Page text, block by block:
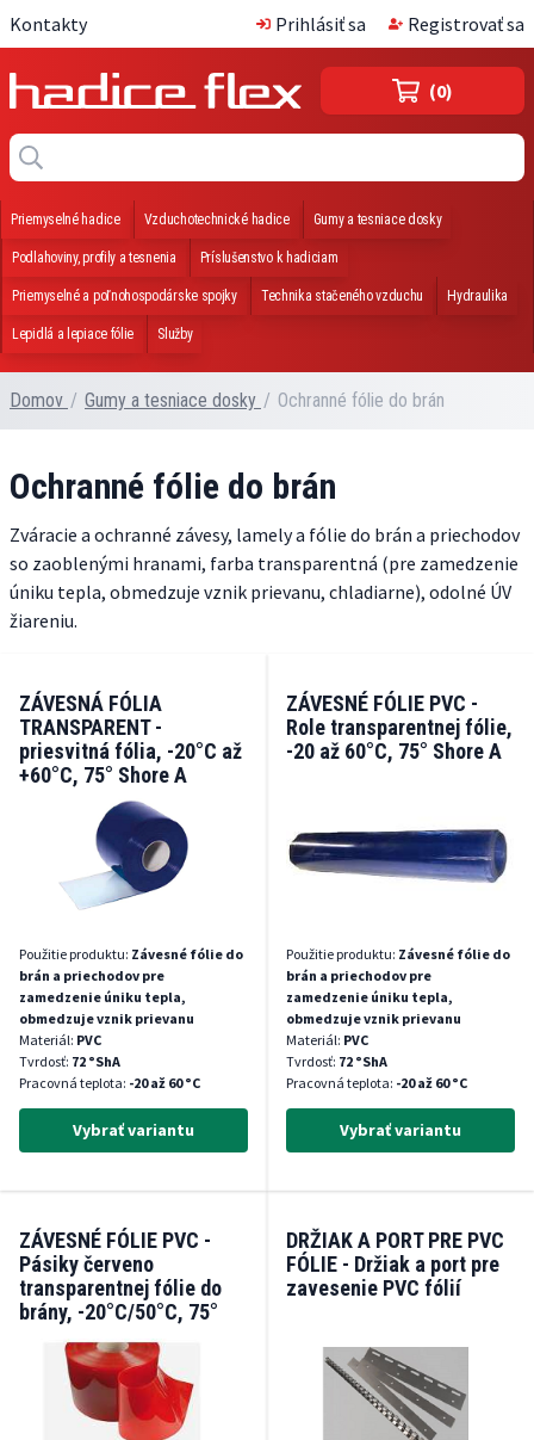
Kontakty Prihlásiť sa Registrovať sa
(0)
Priemyselné hadice Vzduchotechnické hadice Gumy a tesniace dosky
Podlahoviny, profily a tesnenia Príslušenstvo k hadiciam
Priemyselné a poľnohospodárske spojky Technika stačeného vzduchu Hydraulika
Lepidlá a lepiace fólie Služby
Domov / Gumy a tesniace dosky / Ochranné fólie do brán
Ochranné fólie do brán
Zváracie a ochranné závesy, lamely a fólie do brán a priechodov
so zaoblenými hranami, farba transparentná (pre zamedzenie
úniku tepla, obmedzuje vznik prievanu, chladiarne), odolné ÚV
žiareniu.
ZÁVESNÁ FÓLIA
TRANSPARENT -
priesvitná fólia, -20°C až
+60°C, 75° Shore A
Použitie produktu: Závesné fólie do
brán a priechodov pre
zamedzenie úniku tepla,
obmedzuje vznik prievanu
Materiál: PVC
Tvrdosť: 72 °ShA
Pracovná teplota: -20 až 60 °C
Vybrať variantu
ZÁVESNÉ FÓLIE PVC -
Role transparentnej fólie,
-20 až 60°C, 75° Shore A
Použitie produktu: Závesné fólie do
brán a priechodov pre
zamedzenie úniku tepla,
obmedzuje vznik prievanu
Materiál: PVC
Tvrdosť: 72 °ShA
Pracovná teplota: -20 až 60 °C
Vybrať variantu
ZÁVESNÉ FÓLIE PVC -
Pásiky červeno
transparentnej fólie do
brány, -20°C/50°C, 75°
Shore A
DRŽIAK A PORT PRE PVC
FÓLIE - Držiak a port pre
zavesenie PVC fólií